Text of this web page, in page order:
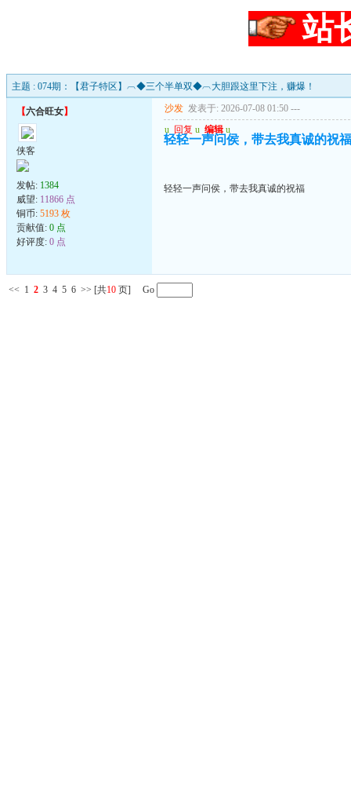
站
主题 : 074期：【君子特区】︹◆三个半单双◆︹大胆跟这里下注，赚爆！
【六合旺女】
侠客
发帖: 1384
威望: 11866 点
铜币: 5193 枚
贡献值: 0 点
好评度: 0 点
沙发 发表于: 2026-07-08 01:50 ---
u 回复 u 编辑 u
轻轻一声问侯，带去我真诚的祝福
轻轻一声问侯，带去我真诚的祝福
<< 1 2 3 4 5 6 >> [共10 页] Go